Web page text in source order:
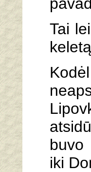
Tai
buvo
iki